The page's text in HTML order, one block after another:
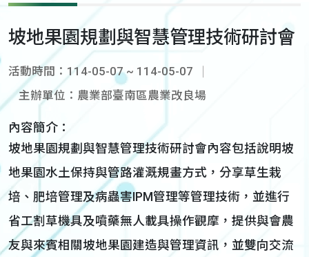
坡地果園規劃與智慧管理技術研討會
活動時間：114-05-07 ~ 114-05-07
主辦單位：農業部臺南區農業改良場
內容簡介：
坡地果園規劃與智慧管理技術研討會內容包括說明坡
地果園水土保持與管路灌溉規畫方式，分享草生栽
培、肥培管理及病蟲害IPM管理等管理技術，並進行
省工割草機具及噴藥無人載具操作觀摩，提供與會農
友與來賓相關坡地果園建造與管理資訊，並雙向交流